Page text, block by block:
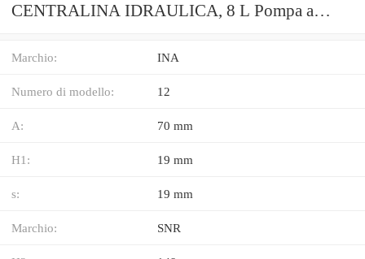
CENTRALINA IDRAULICA, 8 L Pompa a
Marchio: INA
Numero di modello: 12
A: 70 mm
H1: 19 mm
s: 19 mm
Marchio: SNR